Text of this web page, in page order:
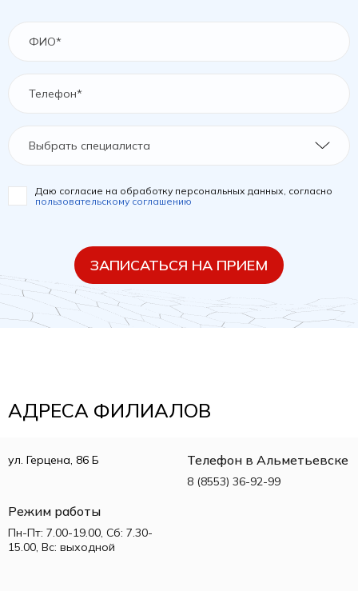
Выбрать специалиста
Даю согласие на обработку персональных данных, согласно
пользовательскому соглашению
ЗАПИСАТЬСЯ НА ПРИЕМ
АДРЕСА ФИЛИАЛОВ
ул. Герцена, 86 Б Телефон в Альметьевске
8 (8553) 36-92-99
Режим работы
Пн-Пт: 7.00-19.00, Сб: 7.30-
15.00, Вс: выходной